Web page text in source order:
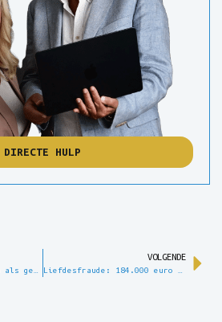
DIRECTE HULP
Cryptovalutaverliezen als gevolg van fraude: zijn deze verliezen fiscaal aftrekbaar?
VOLGENDE
Liefdesfraude: 184.000 euro verloren – hoe een waargebeurd geval de mechanismen van cryptofraude illustreert.